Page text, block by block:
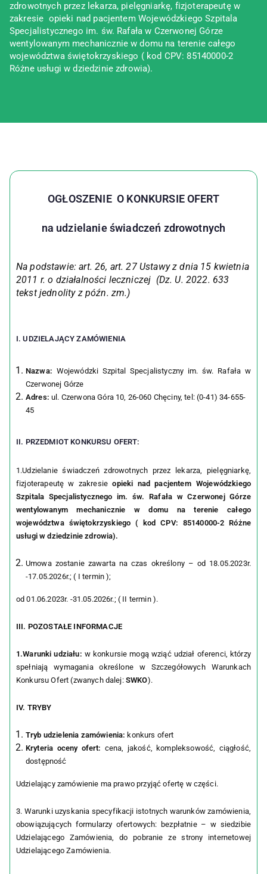
zdrowotnych przez lekarza, pielęgniarkę, fizjoterapeutę w
zakresie opieki nad pacjentem Wojewódzkiego Szpitala
Specjalistycznego im. św. Rafała w Czerwonej Górze
wentylowanym mechanicznie w domu na terenie całego
województwa świętokrzyskiego ( kod CPV: 85140000-2
Różne usługi w dziedzinie zdrowia).
OGŁOSZENIE O KONKURSIE OFERT
na udzielanie świadczeń zdrowotnych
Na podstawie: art. 26, art. 27 Ustawy z dnia 15 kwietnia
2011 r. o działalności leczniczej (Dz. U. 2022. 633
tekst jednolity z późn. zm.)
I. UDZIELAJĄCY ZAMÓWIENIA
Nazwa: Wojewódzki Szpital Specjalistyczny im. św. Rafała w
Czerwonej Górze
Adres: ul. Czerwona Góra 10, 26-060 Chęciny, tel: (0-41) 34-655-
45
II. PRZEDMIOT KONKURSU OFERT:
1.Udzielanie świadczeń zdrowotnych przez lekarza, pielęgniarkę,
fizjoterapeutę w zakresieopieki nad pacjentem Wojewódzkiego
Szpitala Specjalistycznego im. św. Rafała w Czerwonej Górze
wentylowanym mechanicznie w domu na terenie całego
województwa świętokrzyskiego ( kod CPV: 85140000-2 Różne
usługi w dziedzinie zdrowia).
Umowa zostanie zawarta na czas określony – od 18.05.2023r.
-17.05.2026r.; ( I termin );
od 01.06.2023r. -31.05.2026r.; ( II termin ).
III. POZOSTAŁE INFORMACJE
1.Warunki udziału: w konkursie mogą wziąć udział oferenci, którzy
spełniają wymagania określone w Szczegółowych Warunkach
Konkursu Ofert (zwanych dalej: SWKO).
IV. TRYBY
Tryb udzielenia zamówienia: konkurs ofert
Kryteria oceny ofert: cena, jakość, kompleksowość, ciągłość,
dostępność
Udzielający zamówienie ma prawo przyjąć ofertę w części.
3. Warunki uzyskania specyfikacji istotnych warunków zamówienia,
obowiązujących formularzy ofertowych: bezpłatnie – w siedzibie
Udzielającego Zamówienia, do pobranie ze strony internetowej
Udzielającego Zamówienia.